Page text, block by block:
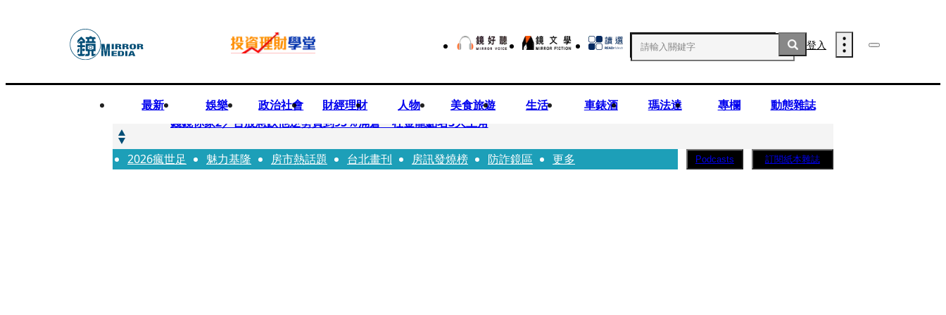
登入
最新 娛樂 政治社會 財經理財 人物 美食旅遊 生活 車錶酒 瑪法達 專欄 動態雜誌
快訊
錢鏡你家2／台股急跌他逆勢買到95％滿倉 杜金龍點名3大主角
快訊
八月寵物月 寵物食品大廠偕獸醫師提醒飼主四大照護誤區
2026瘋世足 魅力基隆 房市熱話題 台北畫刊 房訊發燒榜 防詐鏡區 更多 Podcasts 訂閱紙本雜誌